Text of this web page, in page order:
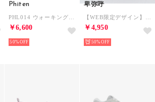
Phiten
PHL014 ウォーキングスニーカー （ブラウン）
￥6,600
50%
卑弥呼
【WEB限定デザイン】リカバリートングサンダル/661251 （ブラウン）
￥4,950
50%